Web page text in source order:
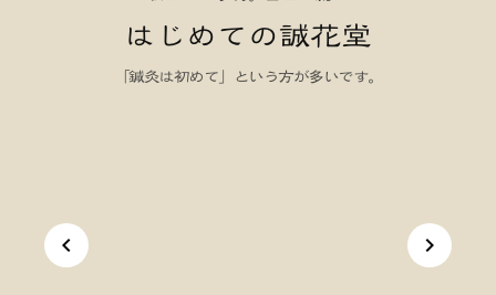
はじめての誠花堂
「鍼灸は初めて」という方が多いです。
keyboard_arrow_right
keyboard_arrow_left